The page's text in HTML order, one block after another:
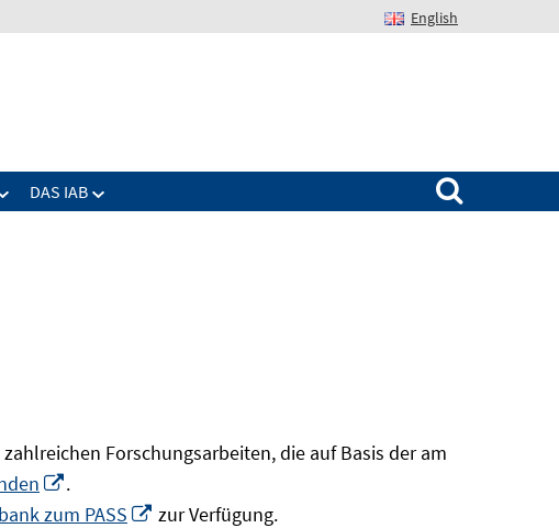
English
DAS IAB
Suchen nach:
Forschungsarbeiten, die auf Basis der am
In
neuem
.
zum PASS
In
zur Verfügung.